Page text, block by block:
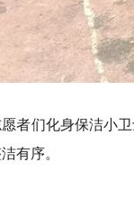
者们化身保洁小
有序。